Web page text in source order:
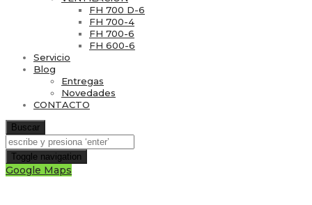
FH 700 D-6
FH 700-4
FH 700-6
FH 600-6
Servicio
Blog
Entregas
Novedades
CONTACTO
Buscar
Toggle navigation
Google Maps